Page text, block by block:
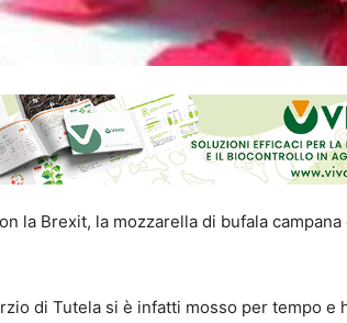
la Brexit, la mozzarella di bufala
di Tutela si è infatti mosso per tempo